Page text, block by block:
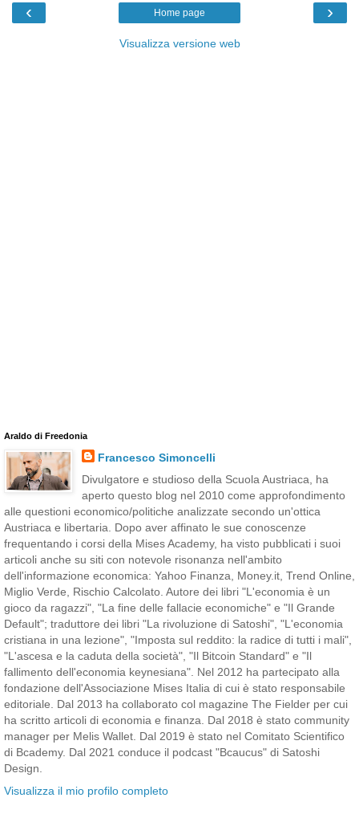
‹ ›
Home page
Visualizza versione web
Araldo di Freedonia
Francesco Simoncelli
Divulgatore e studioso della Scuola Austriaca, ha
aperto questo blog nel 2010 come approfondimento
alle questioni economico/politiche analizzate secondo un'ottica
Austriaca e libertaria. Dopo aver affinato le sue conoscenze
frequentando i corsi della Mises Academy, ha visto pubblicati i suoi
articoli anche su siti con notevole risonanza nell'ambito
dell'informazione economica: Yahoo Finanza, Money.it, Trend Online,
Miglio Verde, Rischio Calcolato. Autore dei libri "L'economia è un
gioco da ragazzi", "La fine delle fallacie economiche" e "Il Grande
Default"; traduttore dei libri "La rivoluzione di Satoshi", "L'economia
cristiana in una lezione", "Imposta sul reddito: la radice di tutti i mali",
"L'ascesa e la caduta della società", "Il Bitcoin Standard" e "Il
fallimento dell'economia keynesiana". Nel 2012 ha partecipato alla
fondazione dell'Associazione Mises Italia di cui è stato responsabile
editoriale. Dal 2013 ha collaborato col magazine The Fielder per cui
ha scritto articoli di economia e finanza. Dal 2018 è stato community
manager per Melis Wallet. Dal 2019 è stato nel Comitato Scientifico
di Bcademy. Dal 2021 conduce il podcast "Bcaucus" di Satoshi
Design.
Visualizza il mio profilo completo